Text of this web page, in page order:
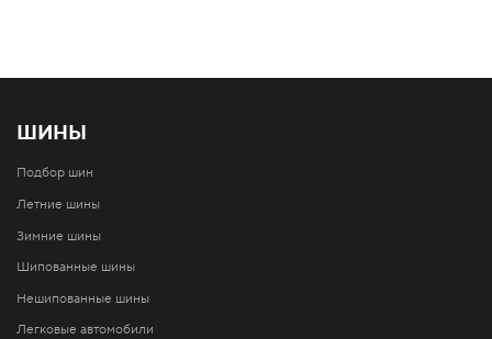
ШИНЫ
Подбор шин
Летние шины
Зимние шины
Шипованные шины
Нешипованные шины
Легковые автомобили